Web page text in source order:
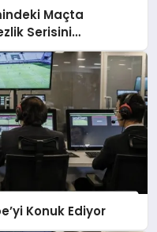
Maçta
Serisini
Konuk Ediyor